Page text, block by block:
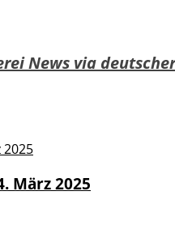
News via
März 2025